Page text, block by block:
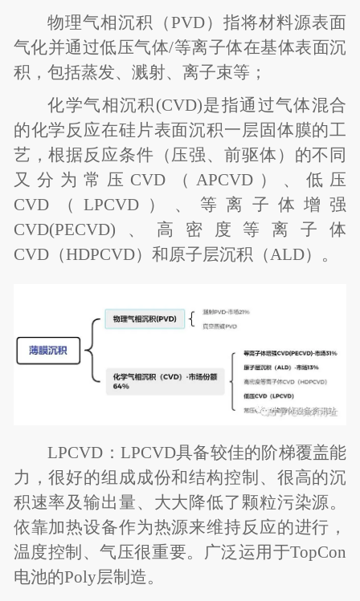
物理气相沉积（PVD）指将材料源表面
气化并通过低压气体/等离子体在基体表面沉
积，包括蒸发、溅射、离子束等；
化学气相沉积(CVD)是指通过气体混合
的化学反应在硅片表面沉积一层固体膜的工
艺，根据反应条件（压强、前驱体）的不同
又分为常压CVD（APCVD）、低压
CVD（LPCVD）、等离子体增强
CVD(PECVD)、高密度等离子体
CVD（HDPCVD）和原子层沉积（ALD）。
LPCVD ：LPCVD具备较佳的阶梯覆盖能
力，很好的组成成份和结构控制、很高的沉
积速率及输出量、大大降低了颗粒污染源。
依靠加热设备作为热源来维持反应的进行，
温度控制、气压很重要。广泛运用于TopCon
电池的Poly层制造。